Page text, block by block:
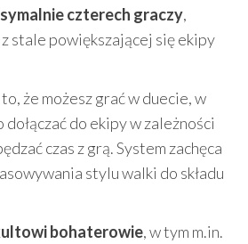
czterech graczy,
stale powiększającej się ekipy
że możesz grać w duecie, w
dołączać do ekipy w zależności
czas z grą. System zachęca
stylu walki do składu
bohaterowie, w tym m.in.